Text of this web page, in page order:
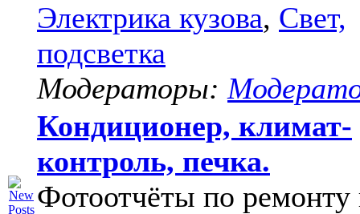
Электрика кузова, Свет,
подсветка
Модераторы:
Кондиционер, климат-
контроль, печка.
Фотоотчёты по ремонту